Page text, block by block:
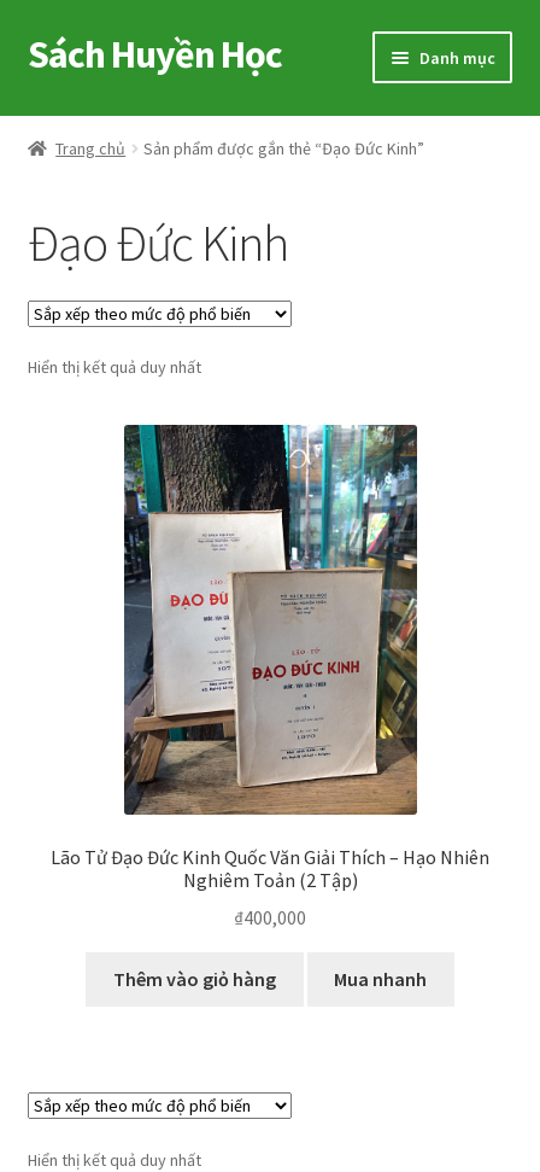
Đi
đến
hướng
Chuyển
đến
dung
Sách Huyền Học Danh mục
Home
Shop
Voucher
Hướng Dẫn
Trang chủ Sản phẩm được gắn thẻ “Đạo Đức Kinh”
Đạo Đức Kinh
Hiển thị kết quả duy nhất
Lão Tử Đạo Đức Kinh Quốc Văn Giải Thích – Hạo Nhiên
Nghiêm Toản (2 Tập)
₫400,000
Thêm vào giỏ hàng Mua nhanh
Hiển thị kết quả duy nhất